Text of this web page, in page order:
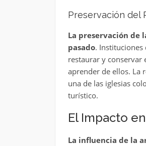
Preservación del
La preservación de
pasado. Instituciones
restaurar y conservar
aprender de ellos. La
una de las iglesias
turístico.
El Impacto
La influencia de la